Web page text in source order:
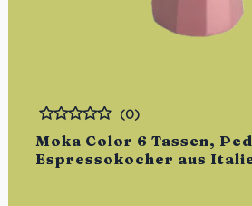
Moka Color 6 Tassen,
Espressokocher aus
Bewertet
(0)